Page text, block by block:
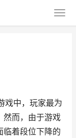
戏中，玩家最为
然而，由于游戏
临着段位下降的